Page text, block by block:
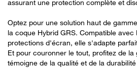
assurant une protection complète et
Optez pour une solution haut de
la coque Hybrid GRS. Compatible
protections d'écran, elle s'adapte
Et pour couronner le tout, profitez de la
témoigne de la qualité et de la